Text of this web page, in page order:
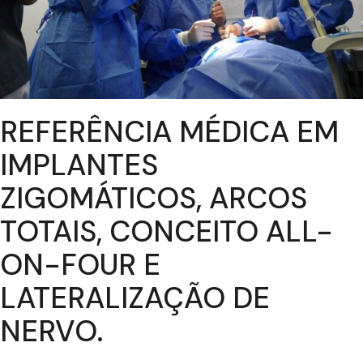
REFERÊNCIA MÉDICA EM
IMPLANTES
ZIGOMÁTICOS, ARCOS
TOTAIS, CONCEITO ALL-
ON-FOUR E
LATERALIZAÇÃO DE
NERVO.